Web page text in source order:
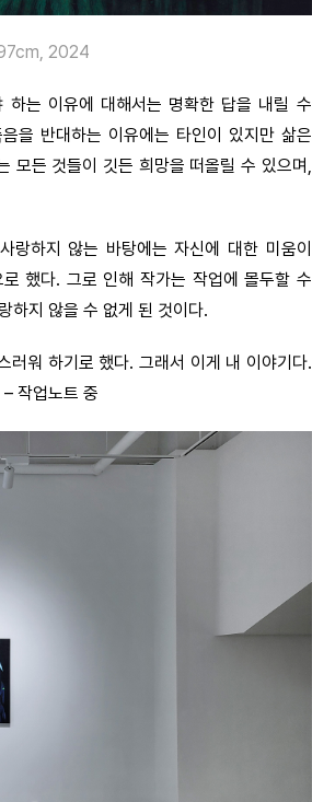
2024
하는 이유에 대해서는 명확한 답을 내릴 수
을 반대하는 이유에는 타인이 있지만 삶은
모든 것들이 깃든 희망을 떠올릴 수 있으며,
랑하지 않는 바탕에는 자신에 대한 미움이
했다. 그로 인해 작가는 작업에 몰두할 수
하지 않을 수 없게 된 것이다.
러워 하기로 했다. 그래서 이게 내 이야기다.
작업노트 중